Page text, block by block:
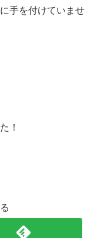
手を付けていませ
！